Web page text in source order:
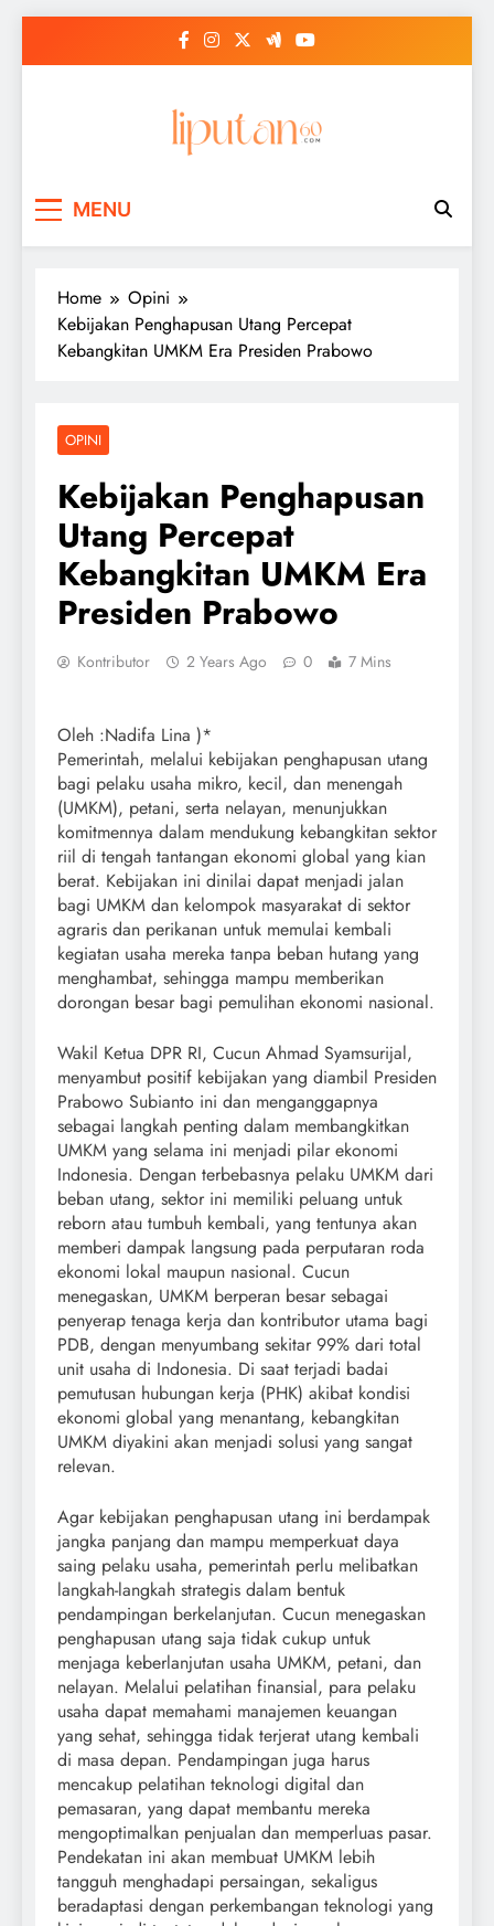
MENU
Home
Opini
Kebijakan Penghapusan Utang Percepat
Kebangkitan UMKM Era Presiden Prabowo
OPINI
Kebijakan Penghapusan
Utang Percepat
Kebangkitan UMKM Era
Presiden Prabowo
Kontributor 2 Years Ago 0 7 Mins
Oleh :Nadifa Lina )*
Pemerintah, melalui kebijakan penghapusan utang
bagi pelaku usaha mikro, kecil, dan menengah
(UMKM), petani, serta nelayan, menunjukkan
komitmennya dalam mendukung kebangkitan sektor
riil di tengah tantangan ekonomi global yang kian
berat. Kebijakan ini dinilai dapat menjadi jalan
bagi UMKM dan kelompok masyarakat di sektor
agraris dan perikanan untuk memulai kembali
kegiatan usaha mereka tanpa beban hutang yang
menghambat, sehingga mampu memberikan
dorongan besar bagi pemulihan ekonomi nasional.
Wakil Ketua DPR RI, Cucun Ahmad Syamsurijal,
menyambut positif kebijakan yang diambil Presiden
Prabowo Subianto ini dan menganggapnya
sebagai langkah penting dalam membangkitkan
UMKM yang selama ini menjadi pilar ekonomi
Indonesia. Dengan terbebasnya pelaku UMKM dari
beban utang, sektor ini memiliki peluang untuk
reborn atau tumbuh kembali, yang tentunya akan
memberi dampak langsung pada perputaran roda
ekonomi lokal maupun nasional. Cucun
menegaskan, UMKM berperan besar sebagai
penyerap tenaga kerja dan kontributor utama bagi
PDB, dengan menyumbang sekitar 99% dari total
unit usaha di Indonesia. Di saat terjadi badai
pemutusan hubungan kerja (PHK) akibat kondisi
ekonomi global yang menantang, kebangkitan
UMKM diyakini akan menjadi solusi yang sangat
relevan.
Agar kebijakan penghapusan utang ini berdampak
jangka panjang dan mampu memperkuat daya
saing pelaku usaha, pemerintah perlu melibatkan
langkah-langkah strategis dalam bentuk
pendampingan berkelanjutan. Cucun menegaskan
penghapusan utang saja tidak cukup untuk
menjaga keberlanjutan usaha UMKM, petani, dan
nelayan. Melalui pelatihan finansial, para pelaku
usaha dapat memahami manajemen keuangan
yang sehat, sehingga tidak terjerat utang kembali
di masa depan. Pendampingan juga harus
mencakup pelatihan teknologi digital dan
pemasaran, yang dapat membantu mereka
mengoptimalkan penjualan dan memperluas pasar.
Pendekatan ini akan membuat UMKM lebih
tangguh menghadapi persaingan, sekaligus
beradaptasi dengan perkembangan teknologi yang